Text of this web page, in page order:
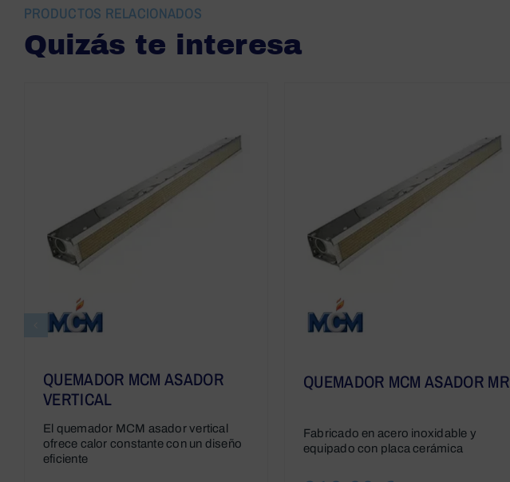
PRODUCTOS RELACIONADOS
Quizás te interesa
QUEMADOR MCM ASADOR
VERTICAL
El quemador MCM asador vertical
ofrece calor constante con un diseño
eficiente
QUEMADOR MCM ASADOR MR
Fabricado en acero inoxidable y
equipado con placa cerámica